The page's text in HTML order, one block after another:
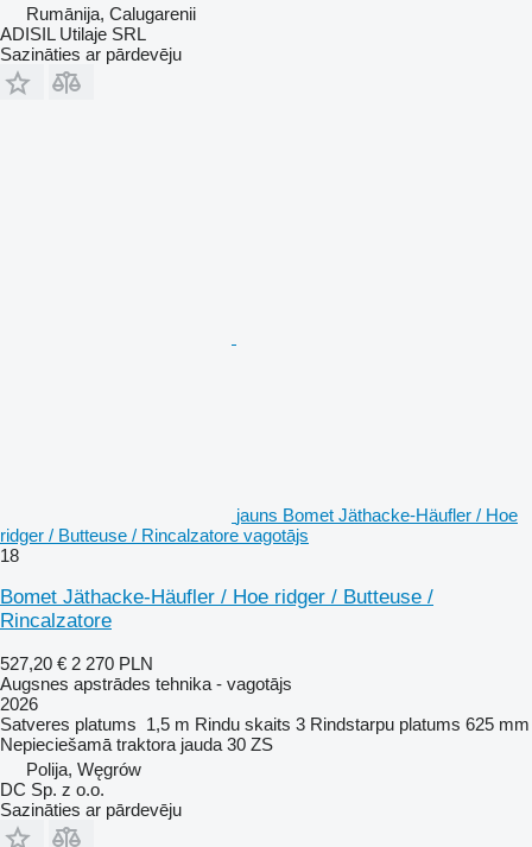
Rumānija, Calugarenii
ADISIL Utilaje SRL
Sazināties ar pārdevēju
jauns Bomet Jäthacke-Häufler / Hoe
ridger / Butteuse / Rincalzatore vagotājs
18
Bomet Jäthacke-Häufler / Hoe ridger / Butteuse /
Rincalzatore
527,20 € 2 270 PLN
Augsnes apstrādes tehnika - vagotājs
2026
Satveres platums 1,5 m Rindu skaits 3 Rindstarpu platums 625 mm
Nepieciešamā traktora jauda 30 ZS
Polija, Węgrów
DC Sp. z o.o.
Sazināties ar pārdevēju